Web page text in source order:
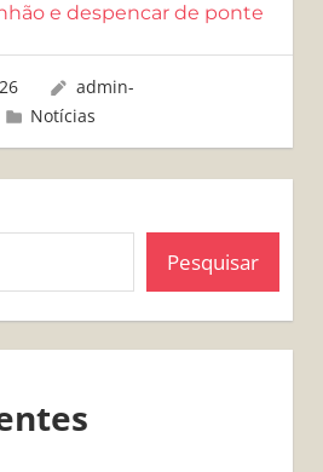
e despencar de ponte
admin-
Notícias
Pesquisar